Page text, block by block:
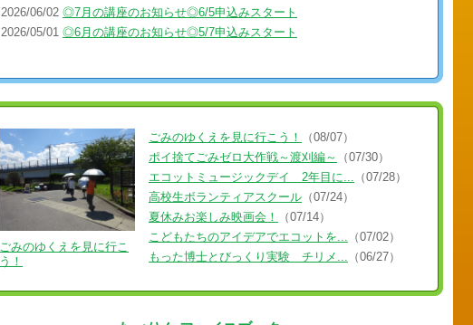
2026/06/02 ◎7月の講座のお知らせ◎6/5申込みスタート
2026/05/01 ◎6月の講座のお知らせ◎5/7申込みスタート
ごみのゆくえを見に行こ
う！
ごみのゆくえを見に行こう！
（08/07）
ポイ捨てごみゼロ大作戦～渡刈編～
（07/30）
エコットミュージックデイ 2年目に... （07/28）
高校生ボランティアスクール （07/24）
夏休みお楽しみ映画会！
（07/14）
こどもたちのアイデアでエコットを... （07/02）
もった博士とびっくり実験 チリメ... （06/27）